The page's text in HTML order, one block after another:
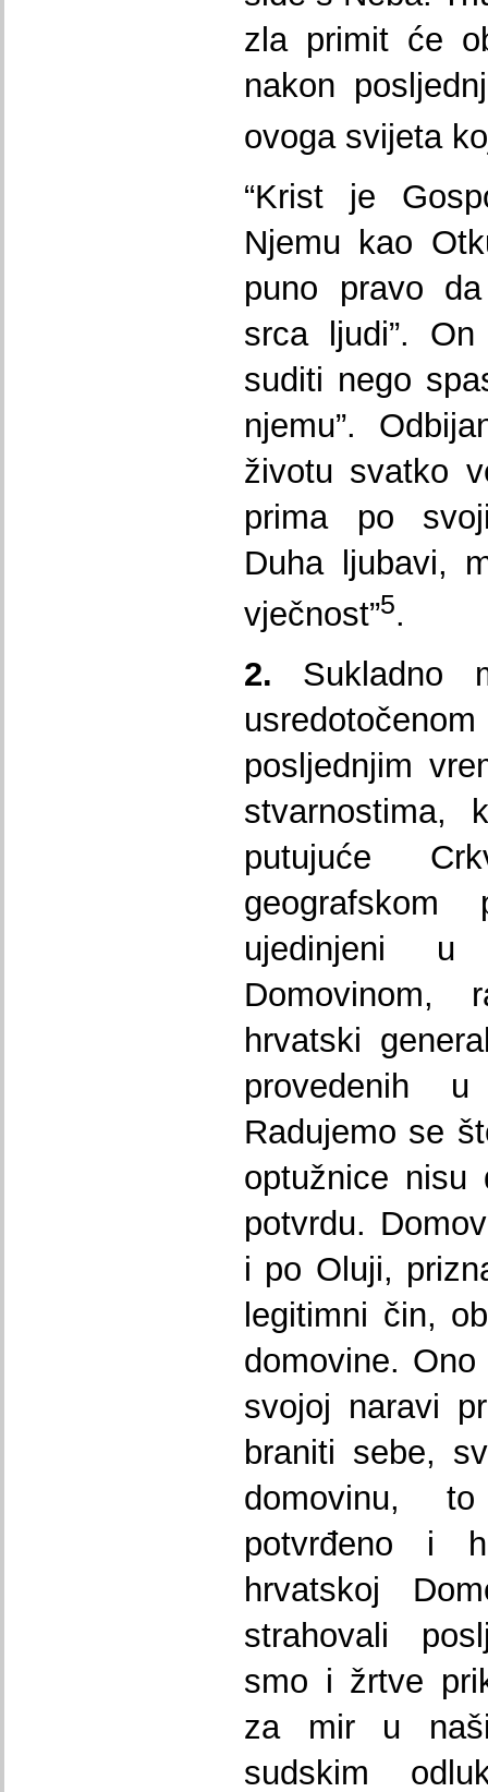
zla primit će
nakon
ovoga svijeta
“Krist je
Njemu kao
puno pravo
srca ljudi”.
suditi nego
njemu”.
životu svatko
prima po
Duha ljubavi,
vječnost”5.
2. Sukladno
posljednjim
stvarnostima,
putujuće
ujedinjeni
hrvatski
provedenih
Radujemo se
optužnice nisu
potvrdu.
i po Oluji,
legitimni čin,
domovine.
svojoj naravi
braniti sebe,
domovinu,
potvrđeno i
hrvatskoj
strahovali
smo i žrtve
za mir u
sudskim